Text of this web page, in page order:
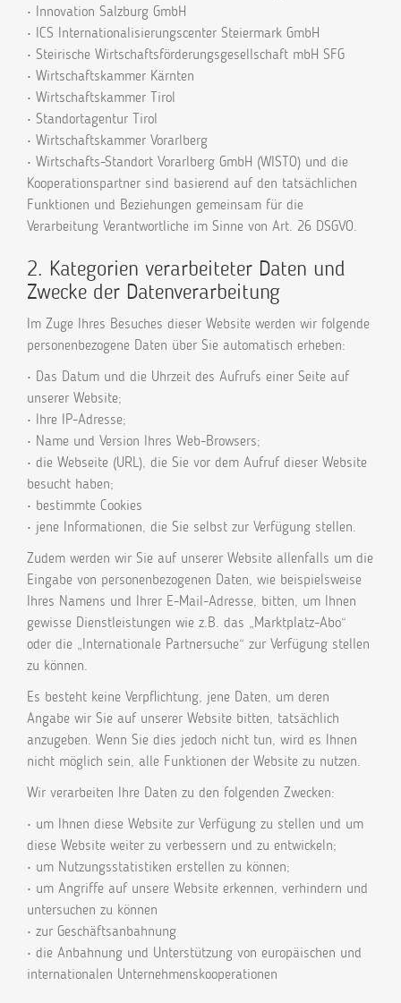
• Innovation Salzburg GmbH
• ICS Internationalisierungscenter Steiermark GmbH
• Steirische Wirtschaftsförderungsgesellschaft mbH SFG
• Wirtschaftskammer Kärnten
• Wirtschaftskammer Tirol
• Standortagentur Tirol
• Wirtschaftskammer Vorarlberg
• Wirtschafts-Standort Vorarlberg GmbH (WISTO) und die
Kooperationspartner sind basierend auf den tatsächlichen
Funktionen und Beziehungen gemeinsam für die
Verarbeitung Verantwortliche im Sinne von Art. 26 DSGVO.
2. Kategorien verarbeiteter Daten und
Zwecke der Datenverarbeitung
Im Zuge Ihres Besuches dieser Website werden wir folgende
personenbezogene Daten über Sie automatisch erheben:
• Das Datum und die Uhrzeit des Aufrufs einer Seite auf
unserer Website;
• Ihre IP-Adresse;
• Name und Version Ihres Web-Browsers;
• die Webseite (URL), die Sie vor dem Aufruf dieser Website
besucht haben;
• bestimmte Cookies
• jene Informationen, die Sie selbst zur Verfügung stellen.
Zudem werden wir Sie auf unserer Website allenfalls um die
Eingabe von personenbezogenen Daten, wie beispielsweise
Ihres Namens und Ihrer E-Mail-Adresse, bitten, um Ihnen
gewisse Dienstleistungen wie z.B. das „Marktplatz-Abo“
oder die „Internationale Partnersuche“ zur Verfügung stellen
zu können.
Es besteht keine Verpflichtung, jene Daten, um deren
Angabe wir Sie auf unserer Website bitten, tatsächlich
anzugeben. Wenn Sie dies jedoch nicht tun, wird es Ihnen
nicht möglich sein, alle Funktionen der Website zu nutzen.
Wir verarbeiten Ihre Daten zu den folgenden Zwecken:
• um Ihnen diese Website zur Verfügung zu stellen und um
diese Website weiter zu verbessern und zu entwickeln;
• um Nutzungsstatistiken erstellen zu können;
• um Angriffe auf unsere Website erkennen, verhindern und
untersuchen zu können
• zur Geschäftsanbahnung
• die Anbahnung und Unterstützung von europäischen und
internationalen Unternehmenskooperationen